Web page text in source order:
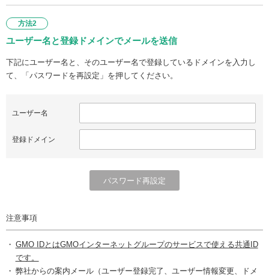
方法2
ユーザー名と登録ドメインでメールを送信
下記にユーザー名と、そのユーザー名で登録しているドメインを入力し
て、「パスワードを再設定」を押してください。
ユーザー名
登録ドメイン
注意事項
GMO IDとはGMOインターネットグループのサービスで使える共通ID
です。
弊社からの案内メール（ユーザー登録完了、ユーザー情報変更、ドメ